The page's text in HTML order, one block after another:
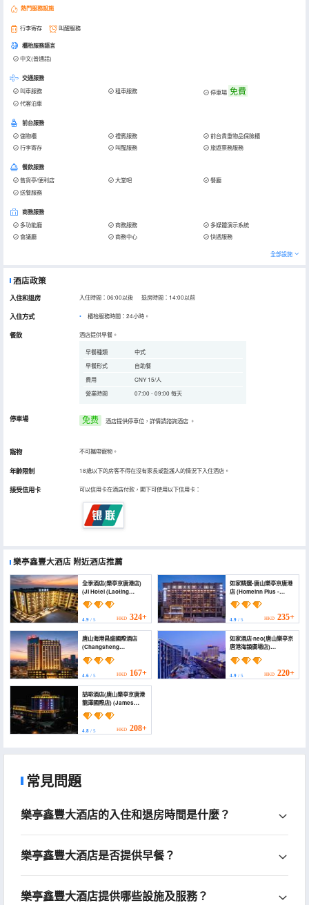
熱門服務設施
行李寄存 叫醒服務
櫃枱服務語言
中文(普通話)
交通服務
叫車服務 租車服務 停車場 免費
代客泊車
前台服務
儲物櫃 禮賓服務
前台貴重物品保險櫃
行李寄存
叫醒服務 旅遊票務服務
餐飲服務
售貨亭/便利店 大堂吧
餐廳
送餐服務
商務服務
多功能廳 商務服務
多媒體演示系統
會議廳
商務中心 快遞服務
全部設施
酒店政策
入住和退房 入住時間：06:00以後 退房時間：14:00以前
入住方式 櫃枱服務時間：24小時。
餐飲 酒店提供早餐。
早餐種類
中式
早餐形式
自助餐
費用
CNY 15/人
營業時間
07:00 - 09:00 每天
停車場 免费 酒店提供停車位，詳情請諮詢酒店 。
寵物 不可攜帶寵物。
年齡限制 18歲以下的房客不得在沒有家長或監護人的情況下入住酒店。
接受信用卡 可以信用卡在酒店付款，閣下可使用以下信用卡：
樂亭鑫豐大酒店 附近酒店推薦
全季酒店(樂亭京唐港店)
(JI Hotel (Laoting
Jingtang Port))
4.9 / 5 HKD 324+
如家精選-唐山樂亭京唐港
店 (Homeinn Plus -
Tangshan Laoting
Jingtang Port)
4.9/ 5 HKD 235+
唐山海港昌盛國際酒店
(Changsheng
International Hotel)
4.6 / 5 HKD 167+
如家酒店·neo(唐山樂亭京
唐港海韻廣場店)
(Homeinn · neo
(Tangshan Laoting
Jingtang Port Haiyun
Plaza))
4.9/ 5 HKD 220+
喆啡酒店(唐山樂亭京唐港
龍澤國際店) (James
Joyce Coffetel Hotel
(Tangshan Laoting
Jingtang Port Longze
International))
4.8 / 5 HKD 208+
常見問題
樂亭鑫豐大酒店的入住和退房時間是什麼？
樂亭鑫豐大酒店是否提供早餐？
樂亭鑫豐大酒店提供哪些設施及服務？